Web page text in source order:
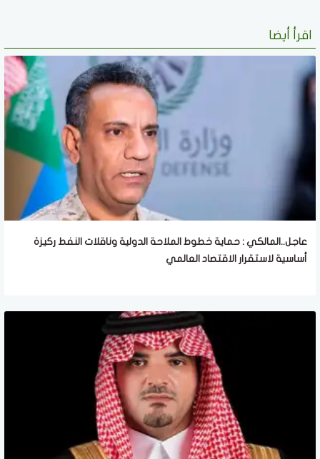
اقرأ أيضا
عاجل..المالكي : حماية خطوط الملاحة الدولية وناقلات النفط ركيزة
أساسية لاستقرار الاقتصاد العالمي